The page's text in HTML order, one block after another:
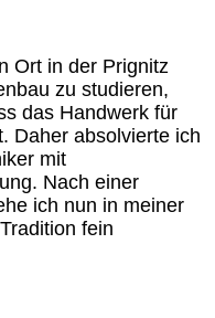
Ort in der Prignitz
zu studieren,
das Handwerk für
Daher absolvierte ich
mit
Nach einer
ich nun in meiner
fein